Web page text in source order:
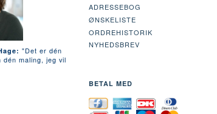
"Det er dén
dén maling, jeg vil
ADRESSEBOG
ØNSKELISTE
ORDREHISTORIK
NYHEDSBREV
BETAL MED